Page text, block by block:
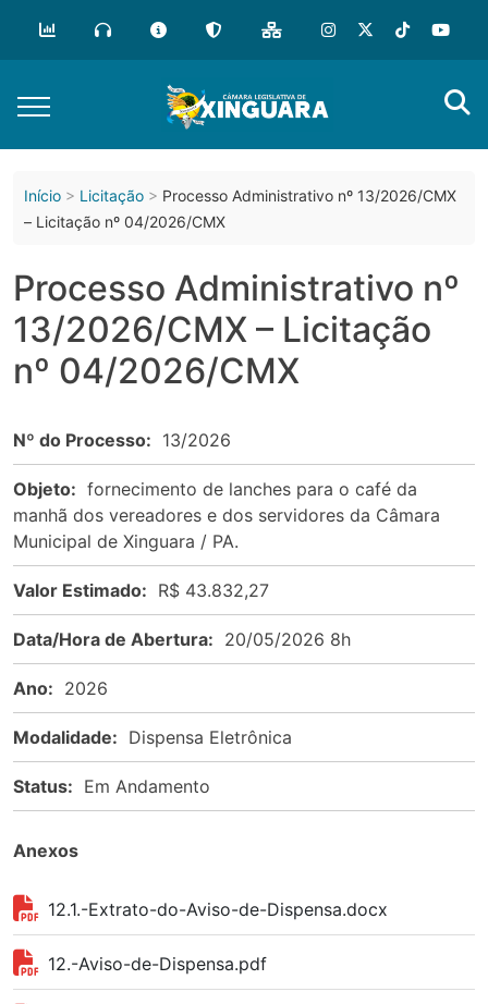
conteúdo
Início Licitação
Processo Administrativo nº 13/2026/CMX
– Licitação nº 04/2026/CMX
Processo Administrativo nº
13/2026/CMX – Licitação
nº 04/2026/CMX
Nº do Processo: 13/2026
Objeto: fornecimento de lanches para o café da
manhã dos vereadores e dos servidores da Câmara
Municipal de Xinguara / PA.
Valor Estimado: R$ 43.832,27
Data/Hora de Abertura: 20/05/2026 8h
Ano: 2026
Modalidade: Dispensa Eletrônica
Status: Em Andamento
Anexos
12.1.-Extrato-do-Aviso-de-Dispensa.docx
12.-Aviso-de-Dispensa.pdf